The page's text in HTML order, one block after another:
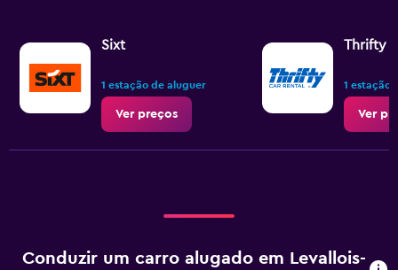
Sixt
1 estação de aluguer
Ver preços
Thrifty
1 estação
Ver
Conduzir um carro alugado em Levallois-